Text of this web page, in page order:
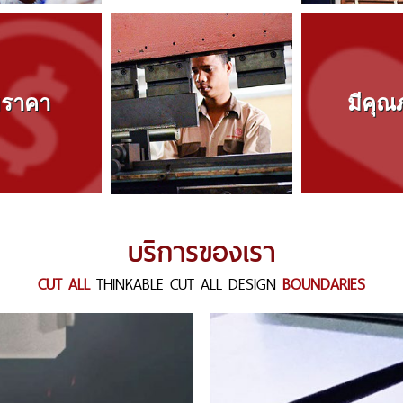
าคา มีคุณ
บริการของเรา
CUT ALLTHINKABLE CUT ALL DESIGN BOUNDARIES